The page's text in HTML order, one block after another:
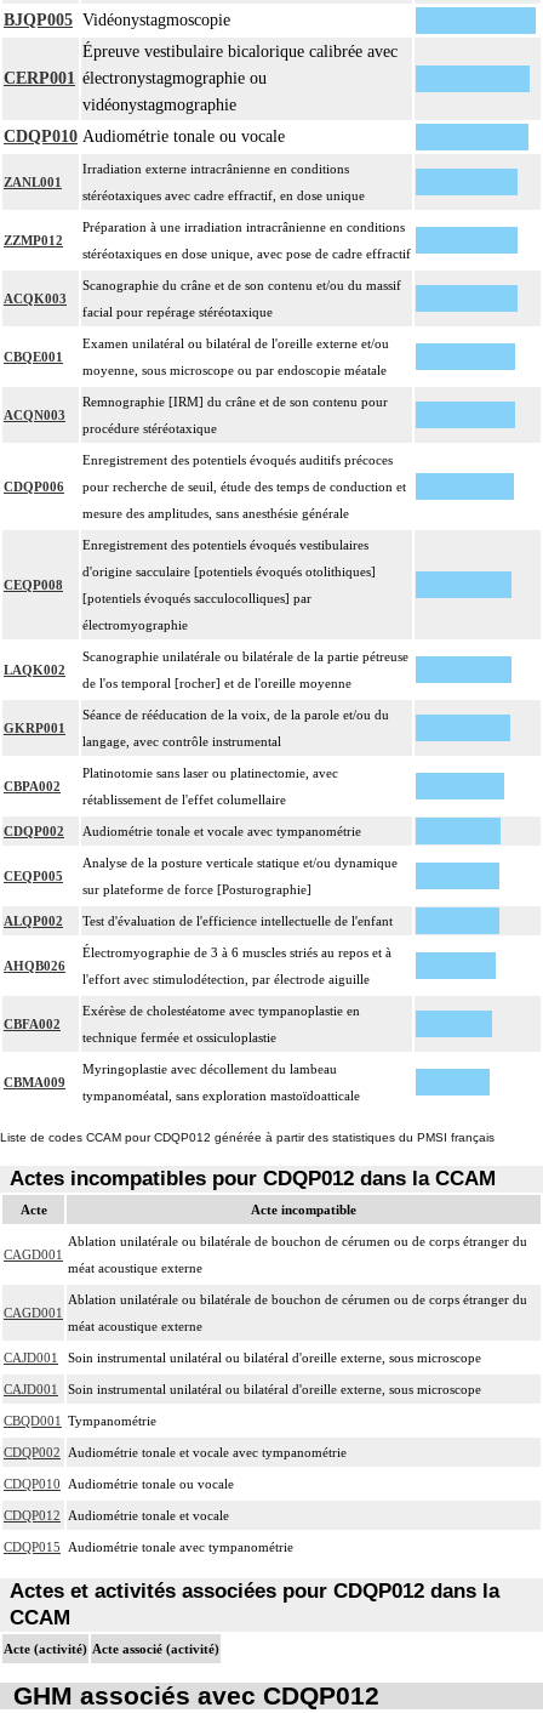
BJQP005 Vidéonystagmoscopie
CERP001
Épreuve vestibulaire bicalorique calibrée avec
électronystagmographie ou
vidéonystagmographie
CDQP010 Audiométrie tonale ou vocale
ZANL001
Irradiation externe intracrânienne en conditions
stéréotaxiques avec cadre effractif, en dose unique
ZZMP012
Préparation à une irradiation intracrânienne en conditions
stéréotaxiques en dose unique, avec pose de cadre effractif
ACQK003
Scanographie du crâne et de son contenu et/ou du massif
facial pour repérage stéréotaxique
CBQE001
Examen unilatéral ou bilatéral de l'oreille externe et/ou
moyenne, sous microscope ou par endoscopie méatale
ACQN003
Remnographie [IRM] du crâne et de son contenu pour
procédure stéréotaxique
CDQP006
Enregistrement des potentiels évoqués auditifs précoces
pour recherche de seuil, étude des temps de conduction et
mesure des amplitudes, sans anesthésie générale
CEQP008
Enregistrement des potentiels évoqués vestibulaires
d'origine sacculaire [potentiels évoqués otolithiques]
[potentiels évoqués sacculocolliques] par
électromyographie
LAQK002
Scanographie unilatérale ou bilatérale de la partie pétreuse
de l'os temporal [rocher] et de l'oreille moyenne
GKRP001
Séance de rééducation de la voix, de la parole et/ou du
langage, avec contrôle instrumental
CBPA002
Platinotomie sans laser ou platinectomie, avec
rétablissement de l'effet columellaire
CDQP002 Audiométrie tonale et vocale avec tympanométrie
CEQP005
Analyse de la posture verticale statique et/ou dynamique
sur plateforme de force [Posturographie]
ALQP002 Test d'évaluation de l'efficience intellectuelle de l'enfant
AHQB026
Électromyographie de 3 à 6 muscles striés au repos et à
l'effort avec stimulodétection, par électrode aiguille
CBFA002
Exérèse de cholestéatome avec tympanoplastie en
technique fermée et ossiculoplastie
CBMA009
Myringoplastie avec décollement du lambeau
tympanoméatal, sans exploration mastoïdoatticale
Liste de codes CCAM pour CDQP012 générée à partir des statistiques du PMSI français
Actes incompatibles pour CDQP012 dans la CCAM
Acte Acte incompatible
CAGD001
Ablation unilatérale ou bilatérale de bouchon de cérumen ou de corps étranger du
méat acoustique externe
CAGD001
Ablation unilatérale ou bilatérale de bouchon de cérumen ou de corps étranger du
méat acoustique externe
CAJD001 Soin instrumental unilatéral ou bilatéral d'oreille externe, sous microscope
CAJD001 Soin instrumental unilatéral ou bilatéral d'oreille externe, sous microscope
CBQD001 Tympanométrie
CDQP002 Audiométrie tonale et vocale avec tympanométrie
CDQP010 Audiométrie tonale ou vocale
CDQP012 Audiométrie tonale et vocale
CDQP015 Audiométrie tonale avec tympanométrie
Actes et activités associées pour CDQP012 dans la
CCAM
Acte (activité) Acte associé (activité)
GHM associés avec CDQP012